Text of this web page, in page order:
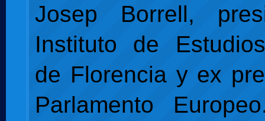
Josep Borrell,
Instituto de
de Florencia y ex
Parlamento